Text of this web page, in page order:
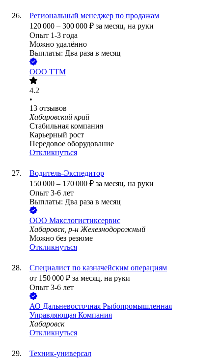
Региональный менеджер по продажам
120 000 – 300 000 ₽ за месяц, на руки
Опыт 1-3 года
Можно удалённо
Выплаты: Два раза в месяц
ООО ТТМ
4.2
•
13 отзывов
Хабаровский край
Стабильная компания
Карьерный рост
Передовое оборудование
Откликнуться
Водитель-Экспедитор
150 000 – 170 000 ₽ за месяц, на руки
Опыт 3-6 лет
Выплаты: Два раза в месяц
ООО Макслогистиксервис
Хабаровск, р-н Железнодорожный
Можно без резюме
Откликнуться
Специалист по казначейским операциям
от 150 000 ₽ за месяц, на руки
Опыт 3-6 лет
АО Дальневосточная Рыбопромышленная
Управляющая Компания
Хабаровск
Откликнуться
Техник-универсал